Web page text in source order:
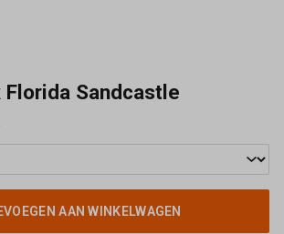
Sandcastle
AAN WINKELWAGEN